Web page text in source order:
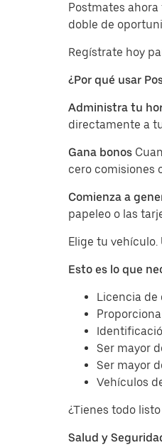
Postmates
doble de
Regístrate hoy
¿Por qué usar
Administra tu
directamente a
Gana bonos
cero comisiones
Comienza a
papeleo o las
Elige tu
Esto es lo que
Licencia de
Ser mayor
Ser mayor
Vehículos
¿Tienes todo
Salud y